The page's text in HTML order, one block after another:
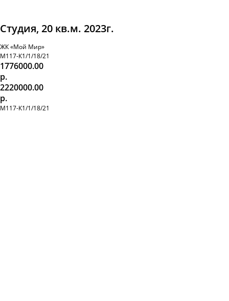
Студия, 20 кв.м. 2023г.
ЖК «Мой Мир»
М117-К1/1/18/21
1776000.00
р.
2220000.00
р.
М117-К1/1/18/21